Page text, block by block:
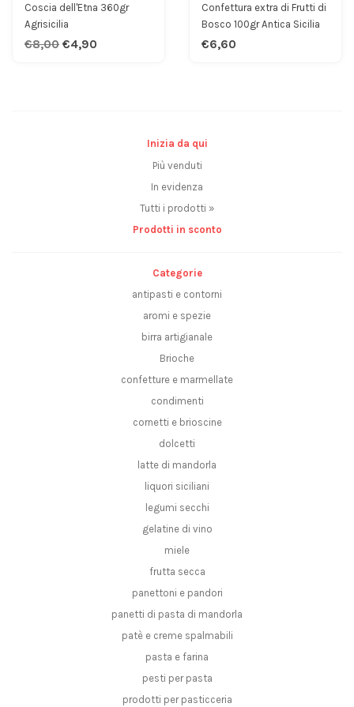
Inizia da qui
Più venduti
In evidenza
Tutti i prodotti »
Prodotti in sconto
Categorie
antipasti e contorni
aromi e spezie
birra artigianale
Brioche
confetture e marmellate
condimenti
cornetti e brioscine
dolcetti
latte di mandorla
liquori siciliani
legumi secchi
gelatine di vino
miele
frutta secca
panettoni e pandori
panetti di pasta di mandorla
patè e creme spalmabili
pasta e farina
pesti per pasta
prodotti per pasticceria
Coscia dell'Etna 360gr
Agrisicilia
€8,00 €4,90
Confettura extra di Frutti di
Bosco 100gr Antica Sicilia
€6,60